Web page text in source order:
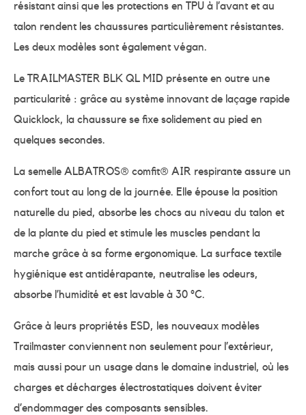
résistant ainsi que les protections en TPU à l’avant et au
talon rendent les chaussures particulièrement résistantes.
Les deux modèles sont également végan.
Le TRAILMASTER BLK QL MID présente en outre une
particularité : grâce au système innovant de laçage rapide
Quicklock, la chaussure se fixe solidement au pied en
quelques secondes.
La semelle ALBATROS® comfit® AIR respirante assure un
confort tout au long de la journée. Elle épouse la position
naturelle du pied, absorbe les chocs au niveau du talon et
de la plante du pied et stimule les muscles pendant la
marche grâce à sa forme ergonomique. La surface textile
hygiénique est antidérapante, neutralise les odeurs,
absorbe l’humidité et est lavable à 30 °C.
Grâce à leurs propriétés ESD, les nouveaux modèles
Trailmaster conviennent non seulement pour l’extérieur,
mais aussi pour un usage dans le domaine industriel, où les
charges et décharges électrostatiques doivent éviter
d’endommager des composants sensibles.